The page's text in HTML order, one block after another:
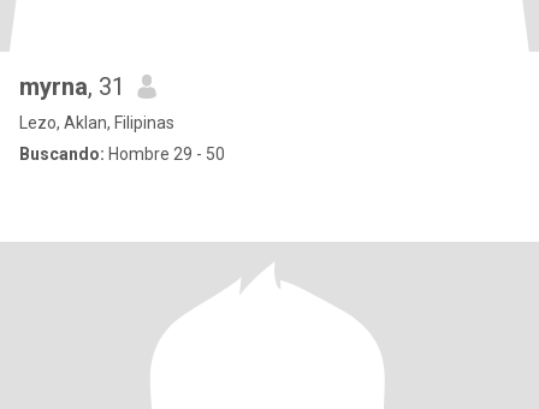
myrna, 31
Lezo, Aklan, Filipinas
Buscando: Hombre 29 - 50